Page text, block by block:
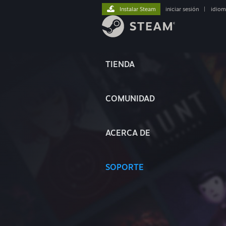
TIENDA
COMUNIDAD
ACERCA DE
SOPORTE
Instalar Steam iniciar sesión